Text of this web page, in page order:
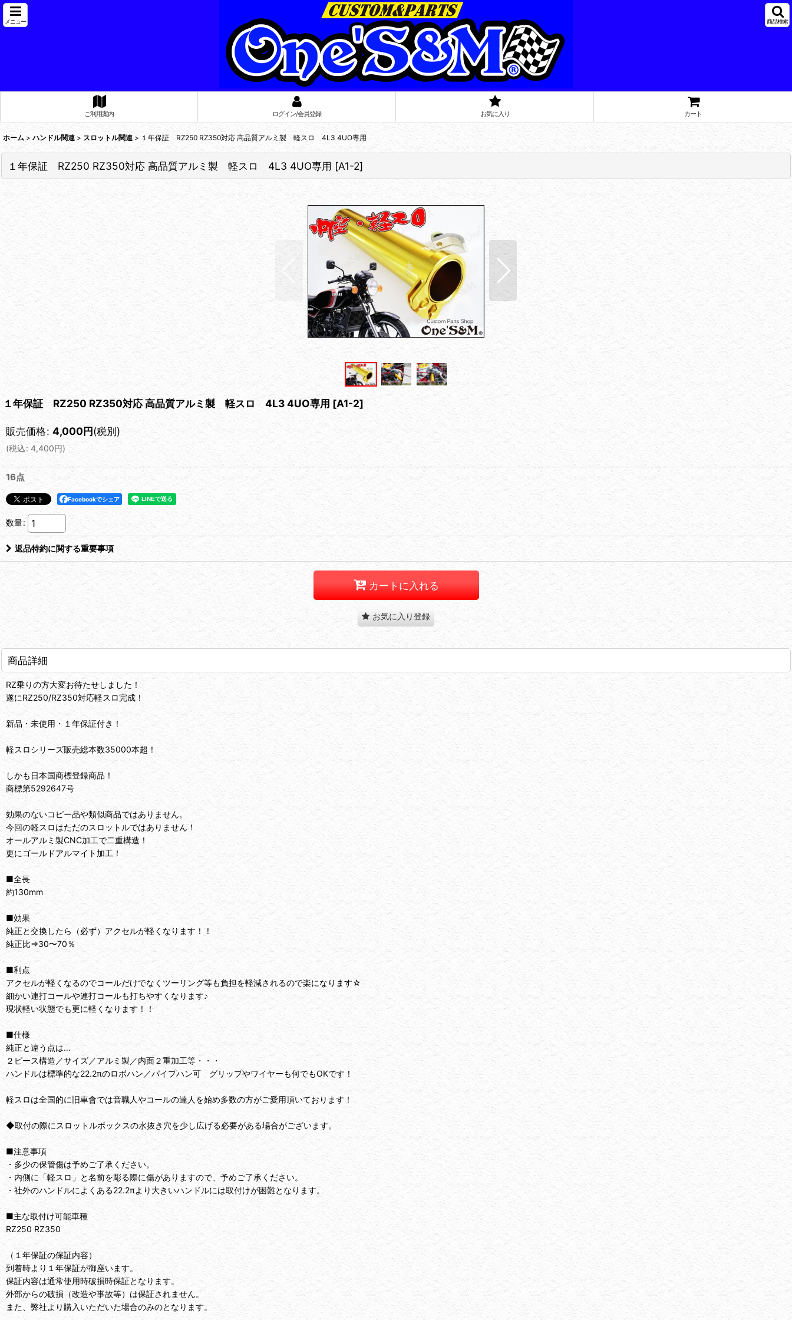
メニュー 商品検索
ご利用案内 ログイン/会員登録 お気に入り カート
ホーム > ハンドル関連 > スロットル関連 > １年保証 RZ250 RZ350対応 高品質アルミ製 軽スロ 4L3 4UO専用
１年保証 RZ250 RZ350対応 高品質アルミ製 軽スロ 4L3 4UO専用 [A1-2]
１年保証 RZ250 RZ350対応 高品質アルミ製 軽スロ 4L3 4UO専用 [A1-2]
販売価格: 4,000円(税別)
(税込: 4,400円)
16点
Facebookでシェア
数量:
返品特約に関する重要事項
カートに入れる
お気に入り登録
商品詳細
RZ乗りの方大変お待たせしました！
遂にRZ250/RZ350対応軽スロ完成！
新品・未使用・１年保証付き！
軽スロシリーズ販売総本数35000本超！
しかも日本国商標登録商品！
商標第5292647号
効果のないコピー品や類似商品ではありません。
今回の軽スロはただのスロットルではありません！
オールアルミ製CNC加工で二重構造！
更にゴールドアルマイト加工！
■全長
約130mm
■効果
純正と交換したら（必ず）アクセルが軽くなります！！
純正比⇒30〜70％
■利点
アクセルが軽くなるのでコールだけでなくツーリング等も負担を軽減されるので楽になります☆
細かい連打コールや連打コールも打ちやすくなります♪
現状軽い状態でも更に軽くなります！！
■仕様
純正と違う点は…
２ピース構造／サイズ／アルミ製／内面２重加工等・・・
ハンドルは標準的な22.2πのロボハン／パイプハン可 グリップやワイヤーも何でもOKです！
軽スロは全国的に旧車會では音職人やコールの達人を始め多数の方がご愛用頂いております！
◆取付の際にスロットルボックスの水抜き穴を少し広げる必要がある場合がございます。
■注意事項
・多少の保管傷は予めご了承ください。
・内側に「軽スロ」と名前を彫る際に傷がありますので、予めご了承ください。
・社外のハンドルによくある22.2πより大きいハンドルには取付けが困難となります。
■主な取付け可能車種
RZ250 RZ350
（１年保証の保証内容）
到着時より１年保証が御座います。
保証内容は通常使用時破損時保証となります。
外部からの破損（改造や事故等）は保証されません。
また、弊社より購入いただいた場合のみのとなります。